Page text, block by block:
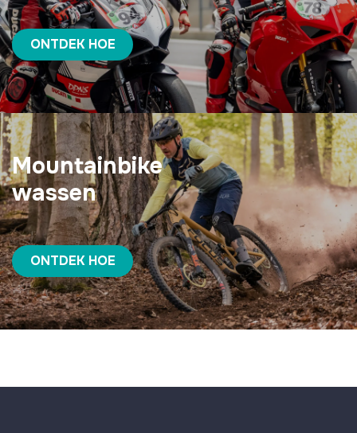
ONTDEK HOE
Mountainbike
wassen
ONTDEK HOE